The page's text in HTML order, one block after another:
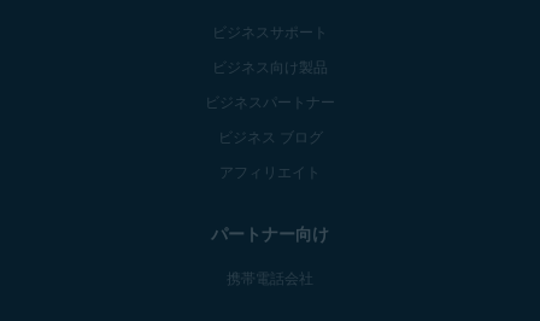
ビジネスサポート
ビジネス向け製品
ビジネスパートナー
ビジネス ブログ
アフィリエイト
パートナー向け
携帯電話会社